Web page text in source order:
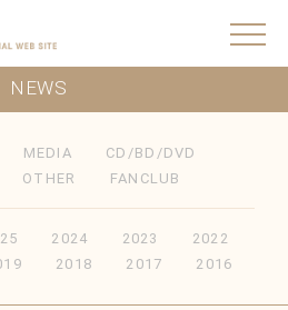
NEWS
MEDIA
CD/BD/DVD
OTHER FANCLUB
2024 2023
2022
2018 2017 2016